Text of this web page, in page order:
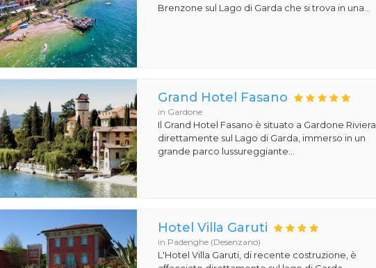
Brenzone sul Lago di Garda che si trova in una...
Grand Hotel Fasano
in Gardone
Il Grand Hotel Fasano è situato a Gardone Riviera,
direttamente sul Lago di Garda, immerso in un
grande parco lussureggiante...
Hotel Villa Garuti
in Padenghe (Desenzano)
L'Hotel Villa Garuti, di recente costruzione, è